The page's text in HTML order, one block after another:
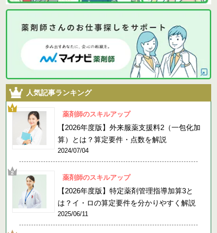
人気記事ランキング
薬剤師のスキルアップ
【2026年度版】外来服薬支援料2（一包化加
算）とは？算定要件・点数を解説
2024/07/04
薬剤師のスキルアップ
【2026年度版】特定薬剤管理指導加算3と
は？イ・ロの算定要件を分かりやすく解説
2025/06/11